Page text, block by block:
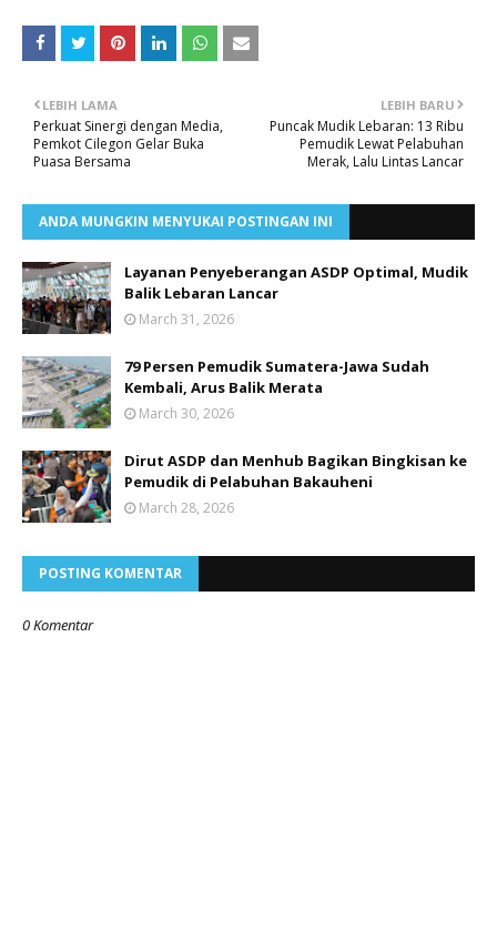
LEBIH BARU
Puncak Mudik Lebaran: 13 Ribu
Pemudik Lewat Pelabuhan
Merak, Lalu Lintas Lancar
LEBIH LAMA
Perkuat Sinergi dengan Media,
Pemkot Cilegon Gelar Buka
Puasa Bersama
ANDA MUNGKIN MENYUKAI POSTINGAN INI
Layanan Penyeberangan ASDP Optimal, Mudik
Balik Lebaran Lancar
March 31, 2026
79 Persen Pemudik Sumatera-Jawa Sudah
Kembali, Arus Balik Merata
March 30, 2026
Dirut ASDP dan Menhub Bagikan Bingkisan ke
Pemudik di Pelabuhan Bakauheni
March 28, 2026
POSTING KOMENTAR
0 Komentar